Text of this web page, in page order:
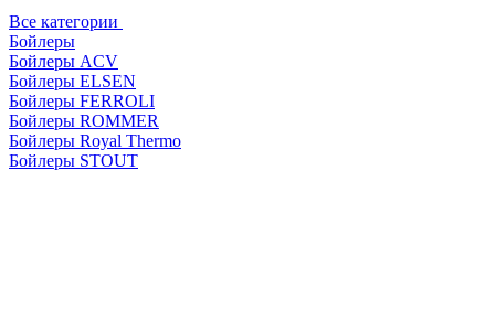
Все категории
Бойлеры
Бойлеры ACV
Бойлеры ELSEN
Бойлеры FERROLI
Бойлеры ROMMER
Бойлеры Royal Thermo
Бойлеры STOUT